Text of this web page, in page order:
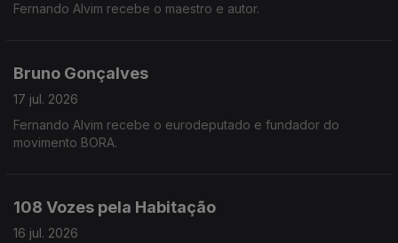
Fernando Alvim recebe o maestro e autor.
Bruno Gonçalves
17 jul. 2026
Fernando Alvim recebe o eurodeputado e fundador do
movimento BORA.
108 Vozes pela Habitação
16 jul. 2026